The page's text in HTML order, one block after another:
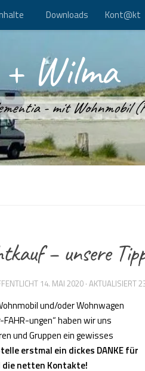
Downloads Kont@kt
Wilma
- mit Wohnmobil
– unsere
14. MAI 2020 · AKTUALISIERT
und/oder Wohnwagen
ungen“ haben wir uns
und Gruppen ein gewisses
erstmal ein dickes DANKE für
die netten Kontakte!